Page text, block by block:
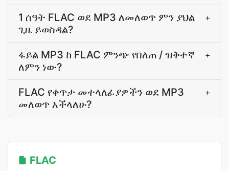
1 ሰዓት FLAC ወደ MP3 ለመለወጥ ምን ያህል
ጊዜ ይወስዳል?
+
ፋይል MP3 ከ FLAC ምንጭ የበለጠ / ዝቅተኛ
ለምን ነው?
+
FLAC የቀጥታ መተላለፊያዎችን ወደ MP3
መለወጥ እችላለሁ?
+
FLAC